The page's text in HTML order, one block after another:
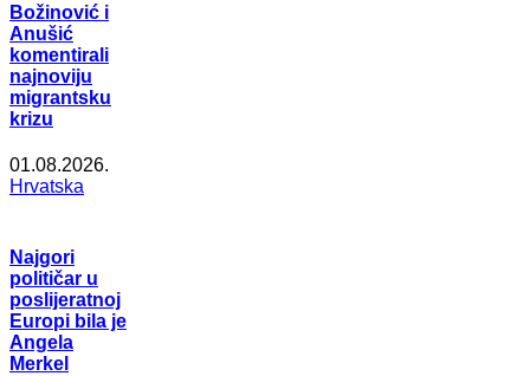
Božinović i
Anušić
komentirali
najnoviju
migrantsku
krizu
01.08.2026.
Hrvatska
Najgori
političar u
poslijeratnoj
Europi bila je
Angela
Merkel